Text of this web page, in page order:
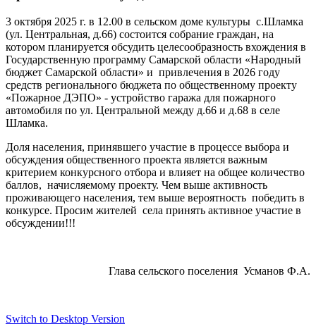
3 октября 2025 г. в 12.00 в сельском доме культуры с.Шламка
(ул. Центральная, д.66) состоится собрание граждан, на
котором планируется обсудить целесообразность вхождения в
Государственную программу Самарской области «Народный
бюджет Самарской области» и привлечения в 2026 году
средств регионального бюджета по общественному проекту
«Пожарное ДЭПО» - устройство гаража для пожарного
автомобиля по ул. Центральной между д.66 и д.68 в селе
Шламка.
Доля населения, принявшего участие в процессе выбора и
обсуждения общественного проекта является важным
критерием конкурсного отбора и влияет на общее количество
баллов, начисляемому проекту. Чем выше активность
проживающего населения, тем выше вероятность победить в
конкурсе. Просим жителей села принять активное участие в
обсуждении!!!
Глава сельского поселения Усманов Ф.А.
Switch to Desktop Version